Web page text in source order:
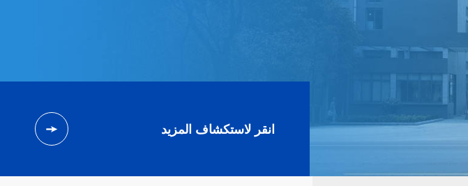
انقر لاستكشاف المزيد